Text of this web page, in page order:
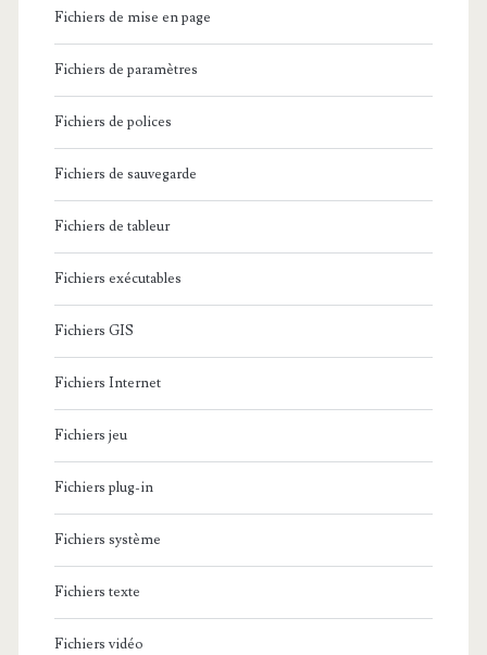
Fichiers de mise en page
Fichiers de paramètres
Fichiers de polices
Fichiers de sauvegarde
Fichiers de tableur
Fichiers exécutables
Fichiers GIS
Fichiers Internet
Fichiers jeu
Fichiers plug-in
Fichiers système
Fichiers texte
Fichiers vidéo